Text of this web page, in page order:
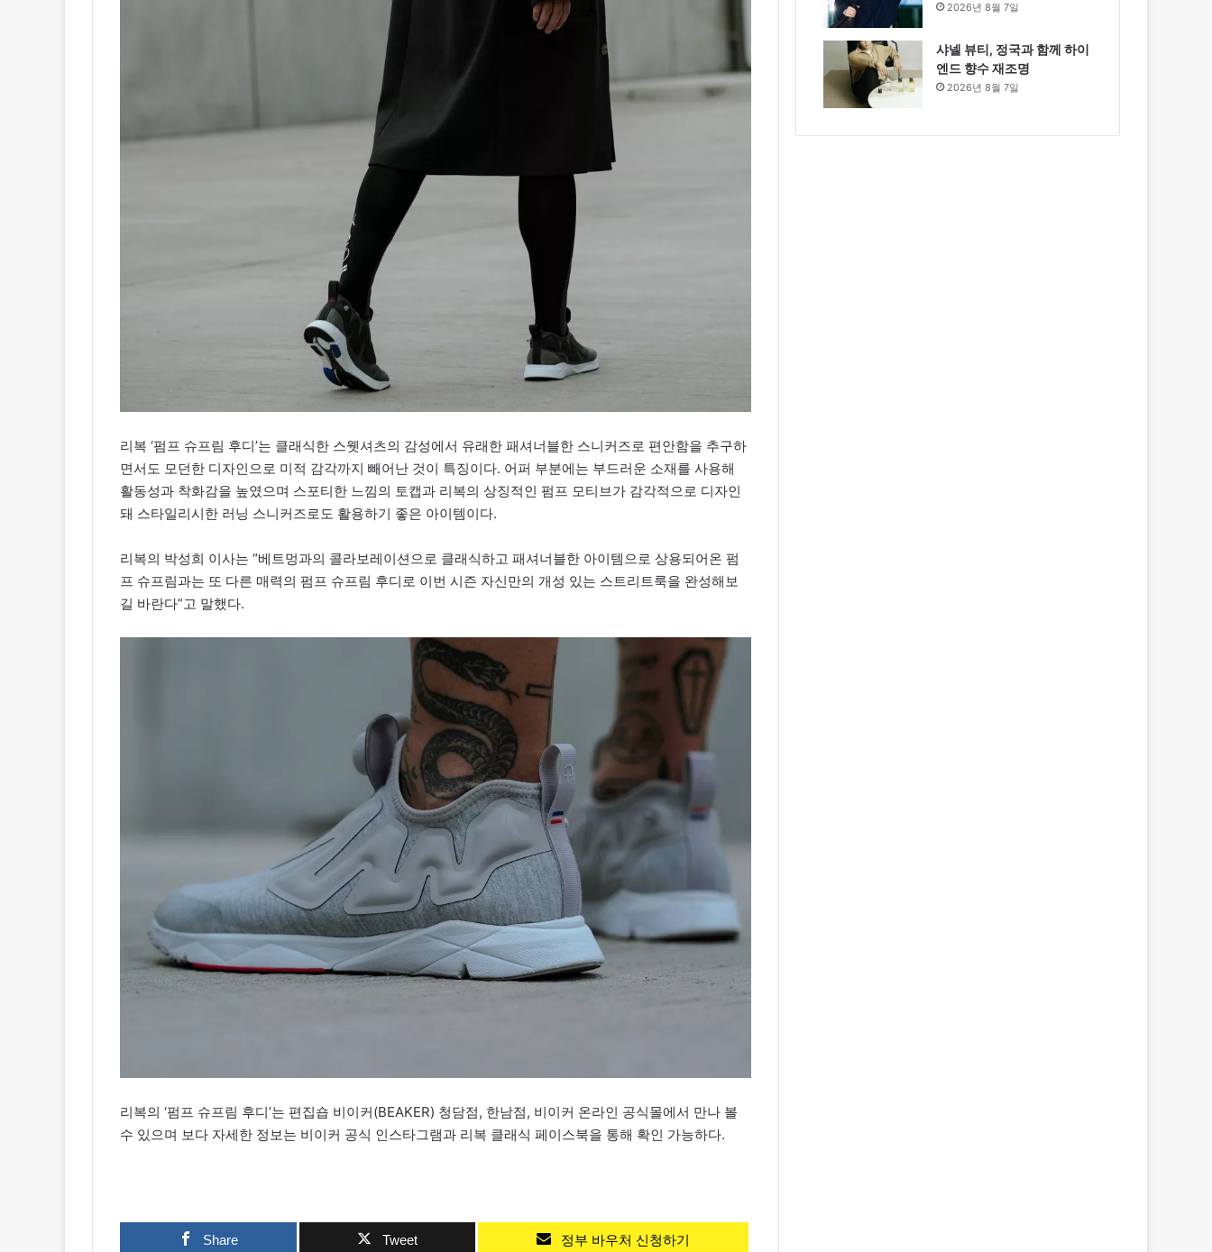
리복 ‘펌프 슈프림 후디’는 클래식한 스웻셔츠의 감성에서 유래한 패셔너블한 스니커즈로 편안함을 추구하
면서도 모던한 디자인으로 미적 감각까지 빼어난 것이 특징이다. 어퍼 부분에는 부드러운 소재를 사용해
활동성과 착화감을 높였으며 스포티한 느낌의 토캡과 리복의 상징적인 펌프 모티브가 감각적으로 디자인
돼 스타일리시한 러닝 스니커즈로도 활용하기 좋은 아이템이다.
리복의 박성희 이사는 “베트멍과의 콜라보레이션으로 클래식하고 패셔너블한 아이템으로 상용되어온 펌
프 슈프림과는 또 다른 매력의 펌프 슈프림 후디로 이번 시즌 자신만의 개성 있는 스트리트룩을 완성해보
길 바란다”고 말했다.
리복의 ‘펌프 슈프림 후디’는 편집숍 비이커(BEAKER) 청담점, 한남점, 비이커 온라인 공식몰에서 만나 볼
수 있으며 보다 자세한 정보는 비이커 공식 인스타그램과 리복 클래식 페이스북을 통해 확인 가능하다.
Share Tweet 정부 바우처 신청하기
2026년 8월 7일
샤넬 뷰티, 정국과 함께 하이
엔드 향수 재조명
2026년 8월 7일